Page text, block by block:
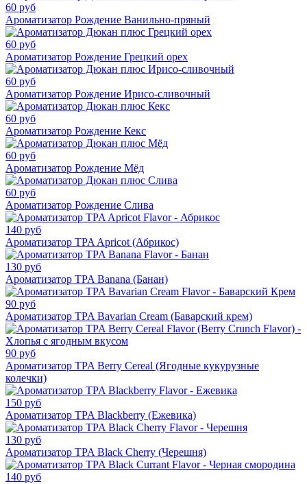
60 руб
Ароматизатор Рождение Ванильно-пряный
60 руб
Ароматизатор Рождение Грецкий орех
60 руб
Ароматизатор Рождение Ирисо-сливочный
60 руб
Ароматизатор Рождение Кекс
60 руб
Ароматизатор Рождение Мёд
60 руб
Ароматизатор Рождение Слива
140 руб
Ароматизатор TPA Apricot (Абрикос)
130 руб
Ароматизатор TPA Banana (Банан)
90 руб
Ароматизатор TPA Bavarian Cream (Баварский крем)
90 руб
Ароматизатор TPA Berry Cereal (Ягодные кукурузные
колечки)
150 руб
Ароматизатор TPA Blackberry (Ежевика)
130 руб
Ароматизатор TPA Black Cherry (Черешня)
140 руб